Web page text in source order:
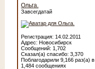
Ольга.
Завсегдатай
Регистрация: 14.02.2011
Адрес: Новосибирск
Сообщений: 1,702
Сказал(а) спасибо: 3,370
Поблагодарили 9,166 раз(а) в
1,484 сообщениях